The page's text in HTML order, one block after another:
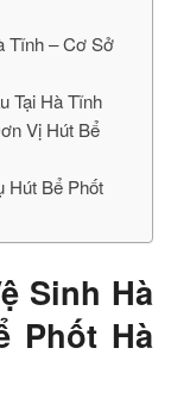
Tĩnh – Cơ Sở
Tại Hà Tĩnh
Vị Hút Bể
Hút Bể Phốt
Sinh Hà
Phốt Hà